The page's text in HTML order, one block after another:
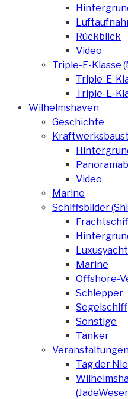
Rückblick
Video
Triple-E-Klasse
Triple-E-
Triple-E-
Wilhelmshaven
Geschichte
Video
Marine
Schiffsbilder
Luxusyacht
Marine
Offshore-
Schlepper
Segelschiff
Sonstige
Tanker
Tag der